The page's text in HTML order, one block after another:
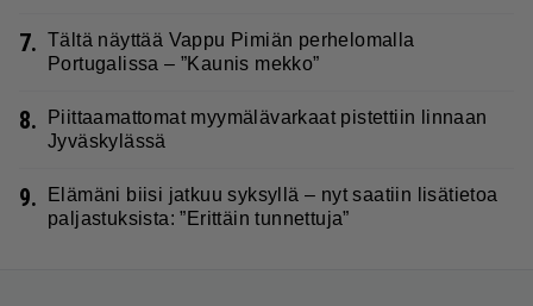
7. Tältä näyttää Vappu Pimiän perhelomalla
Portugalissa – ”Kaunis mekko”
8.
Piittaamattomat myymälävarkaat pistettiin linnaan
Jyväskylässä
9.
Elämäni biisi jatkuu syksyllä – nyt saatiin lisätietoa
paljastuksista: ”Erittäin tunnettuja”